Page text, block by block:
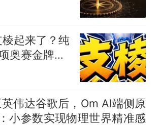
起来了？纯
奥赛金牌，
伟达谷歌后，Om AI端侧原
小参数实现物理世界精准感